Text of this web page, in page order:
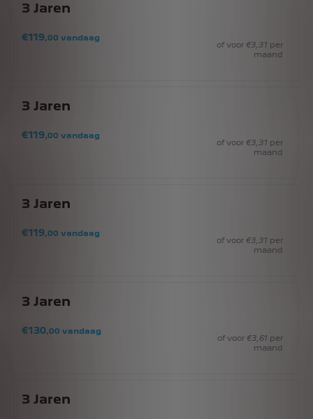
3 Jaren
€119,00 vandaag
of voor €3,31 per
maand
3 Jaren
€119,00 vandaag
of voor €3,31 per
maand
3 Jaren
€119,00 vandaag
of voor €3,31 per
maand
3 Jaren
€130,00 vandaag
of voor €3,61 per
maand
3 Jaren